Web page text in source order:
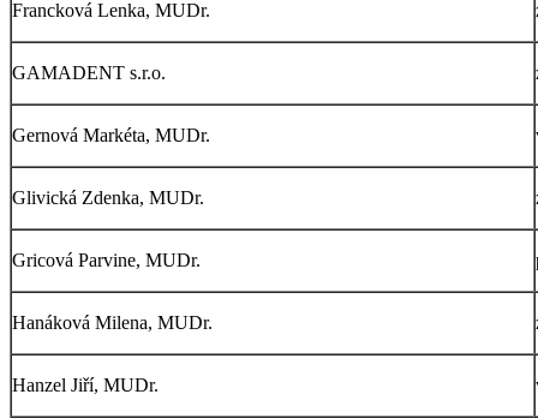
Francková Lenka, MUDr.
GAMADENT s.r.o.
Gernová Markéta, MUDr.
Glivická Zdenka, MUDr.
Gricová Parvine, MUDr.
Hanáková Milena, MUDr.
Hanzel Jiří, MUDr.